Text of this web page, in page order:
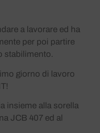
a lavorare ed ha
per poi partire
stabilimento.
giorno di lavoro
insieme alla sorella
JCB 407 ed al